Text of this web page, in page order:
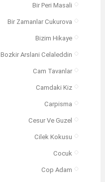
Bir Peri Masali
Bir Zamanlar Cukurova
Bizim Hikaye
Bozkir Arslani Celaleddin
Cam Tavanlar
Camdaki Kiz
Carpisma
Cesur Ve Guzel
Cilek Kokusu
Cocuk
Cop Adam